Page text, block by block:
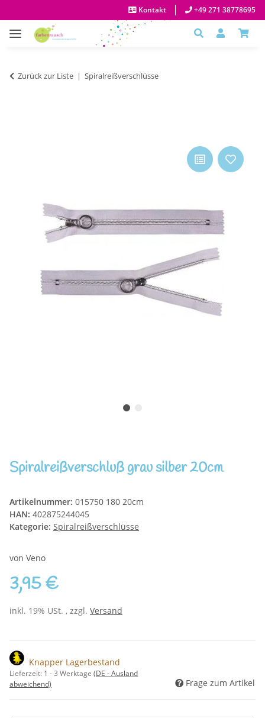
Kontakt +49 271 38778695
Zurück zur Liste Spiralreißverschlüsse
Spiralreißverschluß grau silber 20cm
Artikelnummer: 015750 180 20cm
HAN: 402875244045
Kategorie: Spiralreißverschlüsse
von Veno
3,95 €
inkl. 19% USt. , zzgl. Versand
Knapper Lagerbestand
Lieferzeit: 1 - 3 Werktage (DE - Ausland
abweichend)
Frage zum Artikel